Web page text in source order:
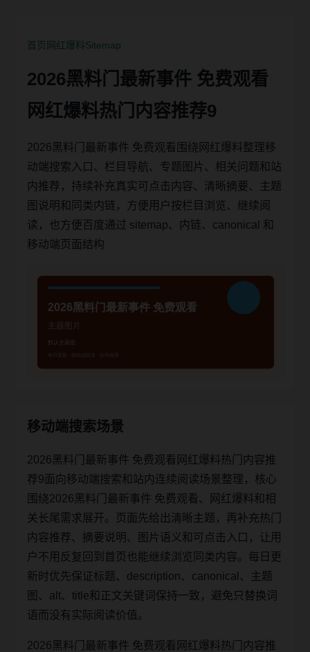
首页网红爆料Sitemap
2026黑料门最新事件 免费观看
网红爆料热门内容推荐9
2026黑料门最新事件 免费观看围绕网红爆料整理移
动端搜索入口、栏目导航、专题图片、相关问题和站
内推荐，持续补充真实可点击内容、清晰摘要、主题
图说明和同类内链，方便用户按栏目浏览、继续阅
读，也方便百度通过 sitemap、内链、canonical 和
移动端页面结构
移动端搜索场景
2026黑料门最新事件 免费观看网红爆料热门内容推
荐9面向移动端搜索和站内连续阅读场景整理，核心
围绕2026黑料门最新事件 免费观看、网红爆料和相
关长尾需求展开。页面先给出清晰主题，再补充热门
内容推荐、摘要说明、图片语义和可点击入口，让用
户不用反复回到首页也能继续浏览同类内容。每日更
新时优先保证标题、description、canonical、主题
图、alt、title和正文关键词保持一致，避免只替换词
语而没有实际阅读价值。
2026黑料门最新事件 免费观看网红爆料热门内容推